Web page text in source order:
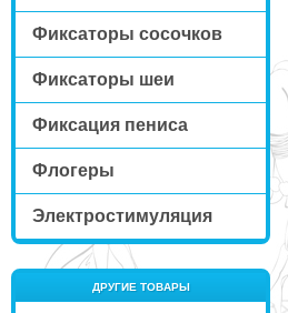
Фиксаторы сосочков
Фиксаторы шеи
Фиксация пениса
Флогеры
Электростимуляция
ДРУГИЕ ТОВАРЫ